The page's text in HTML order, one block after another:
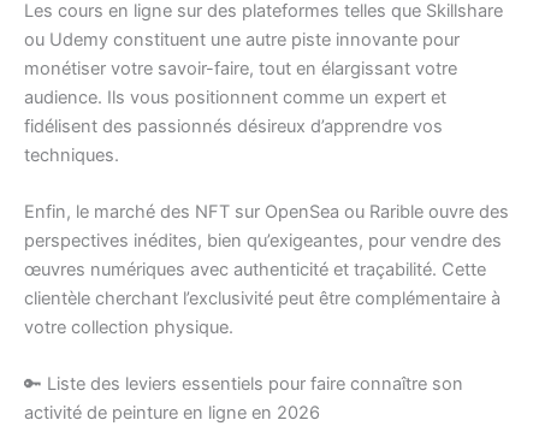
Les cours en ligne sur des plateformes telles que Skillshare
ou Udemy constituent une autre piste innovante pour
monétiser votre savoir-faire, tout en élargissant votre
audience. Ils vous positionnent comme un expert et
fidélisent des passionnés désireux d’apprendre vos
techniques.
Enfin, le marché des NFT sur OpenSea ou Rarible ouvre des
perspectives inédites, bien qu’exigeantes, pour vendre des
œuvres numériques avec authenticité et traçabilité. Cette
clientèle cherchant l’exclusivité peut être complémentaire à
votre collection physique.
🔑 Liste des leviers essentiels pour faire connaître son
activité de peinture en ligne en 2026